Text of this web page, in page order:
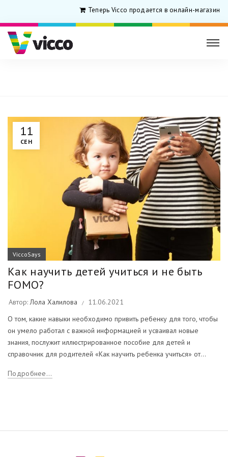
Теперь Vicco продается в онлайн-магазине
11
СЕН
ViccoSays
Как научить детей учиться и не быть
FOMO?
Автор:Лола Халилова
11.06.2021
О том, какие навыки необходимо привить ребенку для того, чтобы
он умело работал с важной информацией и усваивал новые
знания, послужит иллюстрированное пособие для детей и
справочник для родителей «Как научить ребенка учиться» от...
Подробнее...